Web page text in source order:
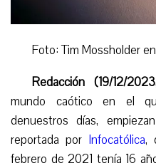
Foto: Tim Mossholder
Redacción (19/12/
mundo caótico en el
denuestros días,
reportada por Infocatólica,
febrero de 2021 tenía 16